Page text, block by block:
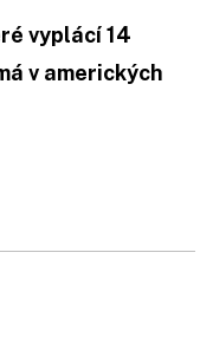
vyplácí 14
v amerických